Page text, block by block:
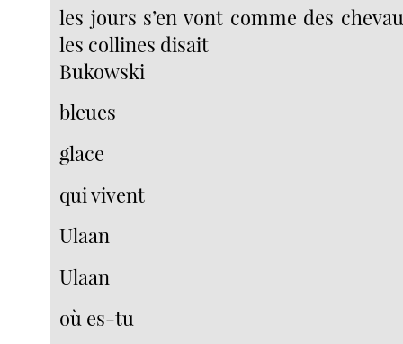
les jours s’en vont comme des
les collines disait
Bukowski
bleues
glace
qui vivent
Ulaan
Ulaan
où es-tu